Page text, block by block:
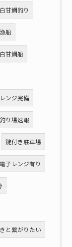
甘鯛釣り
船
甘鯛船
ンジ完備
釣り場速報
鍵付き駐車場
電子レンジ有り
と繋がりたい